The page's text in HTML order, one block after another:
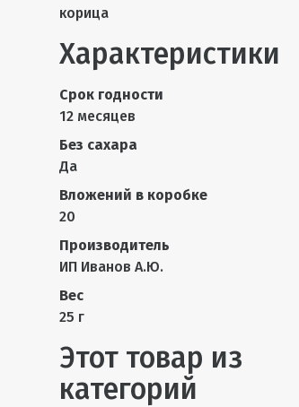
корица
Характеристики
Срок годности
12 месяцев
Без сахара
Да
Вложений в коробке
20
Производитель
ИП Иванов А.Ю.
Вес
25 г
Этот товар из
категорий